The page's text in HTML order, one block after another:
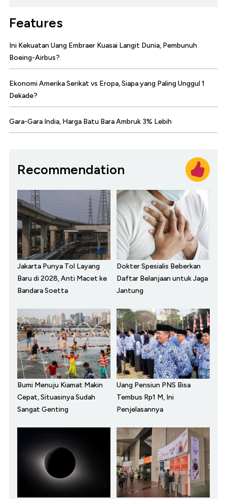
Features
Ini Kekuatan Uang Embraer Kuasai Langit Dunia, Pembunuh
Boeing-Airbus?
Ekonomi Amerika Serikat vs Eropa, Siapa yang Paling Unggul 1
Dekade?
Gara-Gara India, Harga Batu Bara Ambruk 3% Lebih
Recommendation
Jakarta Punya Tol Layang
Baru di 2028, Anti Macet ke
Bandara Soetta
Dokter Spesialis Beberkan
Daftar Belanjaan untuk Jaga
Jantung
Bumi Menuju Kiamat Makin
Cepat, Situasinya Sudah
Sangat Genting
Uang Pensiun PNS Bisa
Tembus Rp1 M, Ini
Penjelasannya